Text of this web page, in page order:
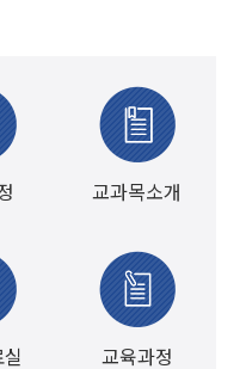
교과목소개
교육과정